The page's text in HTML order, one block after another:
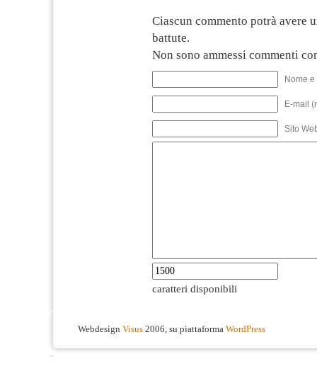
Ciascun commento potrà avere
battute.
Non sono ammessi commenti
Nome
E-mail
Sito
caratteri disponibili
Webdesign Visus 2006, su piattaforma WordPress